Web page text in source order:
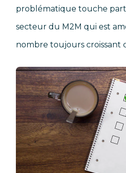
problématique touche
secteur du M2M qui est
nombre toujours croissant